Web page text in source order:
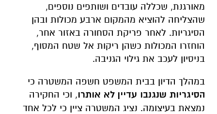
מאורגנת, שכללה עובדים ושותפים נוספים,
שהצליחה להוציא מהמקום ארבע מכולות ובהן
הסיגריות. לאחר פריקת הסחורה באזור אחר,
הוחזרו המכולות כשהן ריקות אל שטח המסוף,
בניסיון לעכב את גילוי הגניבה.
במהלך הדיון בבית המשפט חשפה המשטרה כי
הסיגריות שנגנבו עדיין לא אותרו, וכי החקירה
נמצאת בעיצומה. נציג המשטרה ציין כי לכל אחד